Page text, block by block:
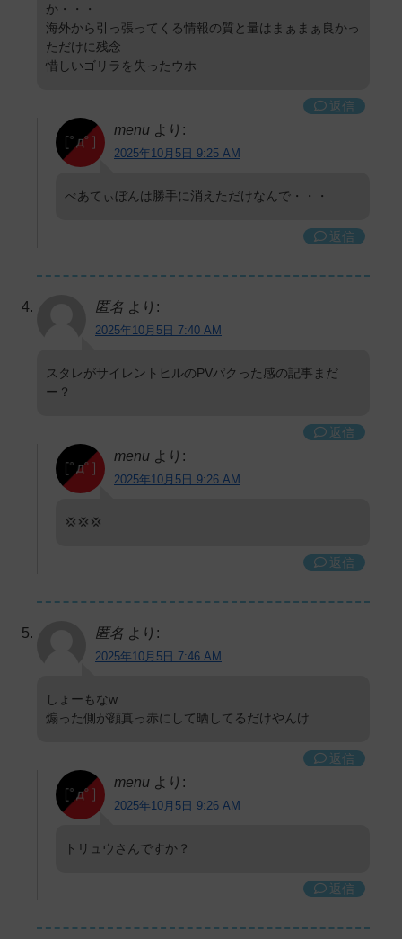
か・・・
海外から引っ張ってくる情報の質と量はまぁまぁ良かっ
ただけに残念
惜しいゴリラを失ったウホ
返信
menu より:
2025年10月5日 9:25 AM
べあてぃぼんは勝手に消えただけなんで・・・
返信
匿名 より:
2025年10月5日 7:40 AM
スタレがサイレントヒルのPVパクった感の記事まだ
ー？
返信
menu より:
2025年10月5日 9:26 AM
💢💢💢
返信
匿名 より:
2025年10月5日 7:46 AM
しょーもなw
煽った側が顔真っ赤にして晒してるだけやんけ
返信
menu より:
2025年10月5日 9:26 AM
トリュウさんですか？
返信